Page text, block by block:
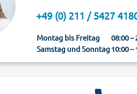
+49 (0) 211 / 5427
Montag bis Freitag
08:00 –
Samstag und Sonntag10:00 –